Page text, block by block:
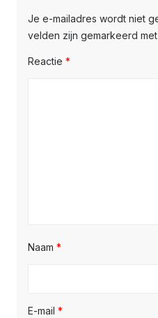
Je e-mailadres wordt niet
velden zijn gemarkeerd met
Reactie *
Naam *
E-mail *